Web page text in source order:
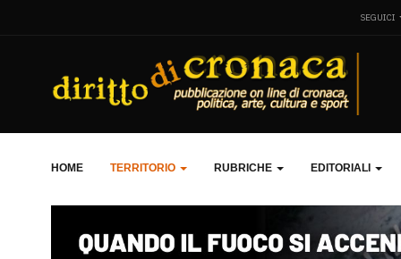
SEGUICI
HOME TERRITORIO RUBRICHE EDITORIALI